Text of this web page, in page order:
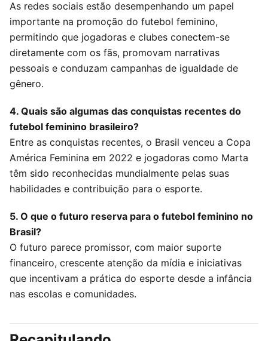
As redes sociais estão desempenhando um papel
importante na promoção do futebol feminino,
permitindo que jogadoras e clubes conectem-se
diretamente com os fãs, promovam narrativas
pessoais e conduzam campanhas de igualdade de
gênero.
4. Quais são algumas das conquistas recentes do
futebol feminino brasileiro?
Entre as conquistas recentes, o Brasil venceu a Copa
América Feminina em 2022 e jogadoras como Marta
têm sido reconhecidas mundialmente pelas suas
habilidades e contribuição para o esporte.
5. O que o futuro reserva para o futebol feminino no
Brasil?
O futuro parece promissor, com maior suporte
financeiro, crescente atenção da mídia e iniciativas
que incentivam a prática do esporte desde a infância
nas escolas e comunidades.